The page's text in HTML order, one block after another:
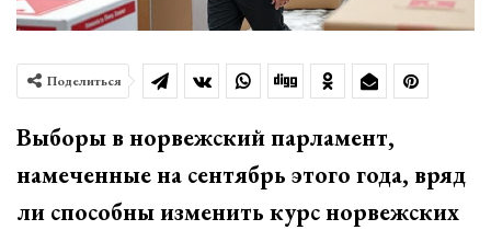
Поделиться
Выборы в норвежский парламент,
намеченные на сентябрь этого года, вряд
ли способны изменить курс норвежских